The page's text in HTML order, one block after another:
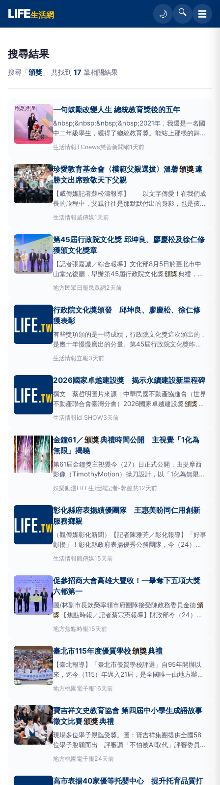
LIFE生活網 🌙 🔍 ☰
搜尋結果
搜尋「頒獎 」 共找到 17 筆相關結果
一句鼓勵改變人生 總統教育獎後的五年
&nbsp;&nbsp;&nbsp;&nbsp;2021年，我還是一名國
中二年級學生，獲得了總統教育獎。能站上那樣的舞
台，接受國家元首親自 頒獎
，是許多人夢寐以求的榮
耀。然而，當所有人為我祝賀時，我的內心卻充滿矛
痺
生活情報TCnews慈善新聞網1天前
珍愛教育基金會〈模範父親選拔〉溫馨頒獎連
勝文出席致敬天下父親
【威傳媒記者蘇松濤報導】 以文字傳愛！在我們成
長的旅程中，父親往往是那默默付出的身影，也是孩子
心中的靠山。為了表達對這份偉大角色的敬意，珍愛教
育基金會今(8/7)舉辦第二屆「模範父親選拔暨徵文比
文字、照片或影片，分享心中最難忘的父親身影。典禮
並
生活情報威傳媒1天前
第45屆行政院文化獎 邱坤良、廖慶松及徐仁修
獲頒文化獎章
【記者張嘉誠／綜合報導】文化部8月5日於臺北市中
山堂光復廳，舉辦第45屆行政院文化獎頒獎典禮，行
政院長卓榮泰親授文化獎章予本屆文化獎得主邱坤良、
廖慶松及徐仁修，表彰3人在藝術研究、電影剪接及報
厚資產，讓世代永續傳承。邱坤良致
地方民眾日報民眾網2天前
行政院文化獎頒發 邱坤良、廖慶松、徐仁修
獲表彰
有些獎項頒的是一時成績，行政院文化獎這次頒出的，
是幾十年慢慢磨出的分量。第45屆行政院文化獎昨
（8/5）日在台北市中山堂光復廳舉行
政院長卓榮泰
頒獎
域的長年貢獻。隨著本屆3人獲獎，行政院文化獎得主
總數也達102
生活情報立報3天前
2026國家卓越建設獎 揭示永續建設新里程碑
撰文｜蔡哲明圖片來源｜中華民國不動產協進會（世界
不動產聯合會臺灣分會）2026國家卓越建設獎頒獎典
禮日前圓滿落幕，不僅表揚全台優秀公共工程、民間建
設及都市發展成果，本屆建設獎匯聚中央、地方政府、
證台灣建築與工程品質邁向國際水準。國家卓越建設
頒獎典
生活情報id SHOW3天前
金鐘61／頒獎典禮時間公開 主視覺「1化為
無限」揭曉
第61屆金鐘獎主視覺今（27）日正式公開，由提摩西
影像（TimothyMotion）操刀設計，以「1化為無限」
作為主視覺核心概念。設計以數字「1」為起點，象徵
每位創作者皆從第一步開始，而積蓄的創作能量向兩側
能，也展現金鐘獎攜手所有影視工作者，共同開啟
娛樂動漫LIFE生活網記者-郭懿慧12天前
彰化縣府表揚績優團隊 王惠美盼同仁用創新
服務鄉親
（觀傳媒彰化新聞）【記者陳雅芳／彰化報導】「好事
彰揚」！彰化縣政府表揚優秀公務團隊，今（24）日
舉辦「115年上半年好事彰揚暨績優員工
縣長王惠美 頒獎
肯定績效卓越單位與同仁，期盼縣府
辦「好事彰揚暨績優員工頒獎 典
生活情報觀傳媒15天前
促參招商大會高雄大豐收！一舉奪下五項大獎
六都第一
圖/林副市長欽榮率領市府團隊接受陳政務委員金德頒
獎
【焦點時報／記者蔡宗憲報導】財政部今（24）日
舉辦「促參招商大會暨
114年簽約16案，招商金額高達1,116億元，蟬聯全國招
獲頒招商卓越獎-促參類第1名、民參類第1名、招商
地方焦點時報15天前
臺北市115年度優質學校頒獎典禮
【臺北報導】「臺北市優質學校評選」自95年開辦以
來，迄今（115）年邁入21屆，是全國唯一由地方辦理
之大型教育評選，引領學校凝聚優質且創新的辦學成
效。評選作業自今年1月起跑，歷經嚴謹的初審、複
舉行 頒獎典禮。全市共84件報名，其中
地方桃園電子報16天前
寶吉祥文史教育協會 第四屆中小學生成語故事
徵文比賽頒獎典禮
現場多位學子親臨受獎。圖：寶吉祥集團提供全國58
位學子脫穎而出 評審讚「不怕被AI取代」評審委員代
表方儷璇老師致詞時給予參賽學子好評。圖：寶吉祥集
團提供寶吉祥文史教育協會「第四屆中小學生成語故事
地方桃園電子報24天前
高市表揚40家優等托嬰中心 提升托育品質打